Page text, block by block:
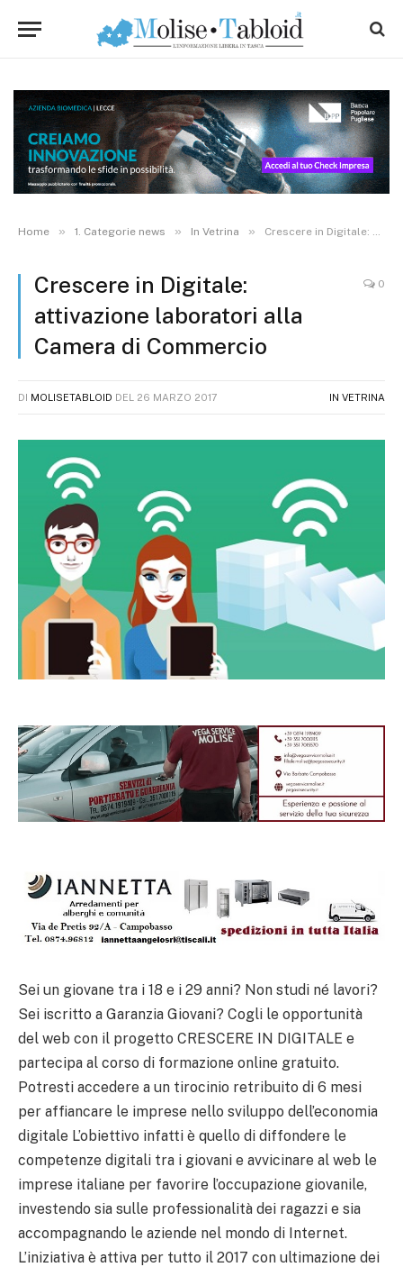
Home » 1. Categorie news » In Vetrina » Crescere in Digitale: attivazione laboratori alla Camera di Commercio
Crescere in Digitale:
attivazione laboratori alla
Camera di Commercio
0
DI MOLISETABLOID DEL 26 MARZO 2017 IN VETRINA
Sei un giovane tra i 18 e i 29 anni? Non studi né lavori?
Sei iscritto a Garanzia Giovani? Cogli le opportunità
del web con il progetto CRESCERE IN DIGITALE e
partecipa al corso di formazione online gratuito.
Potresti accedere a un tirocinio retribuito di 6 mesi
per affiancare le imprese nello sviluppo dell’economia
digitale L’obiettivo infatti è quello di diffondere le
competenze digitali tra i giovani e avvicinare al web le
imprese italiane per favorire l’occupazione giovanile,
investendo sia sulle professionalità dei ragazzi e sia
accompagnando le aziende nel mondo di Internet.
L’iniziativa è attiva per tutto il 2017 con ultimazione dei